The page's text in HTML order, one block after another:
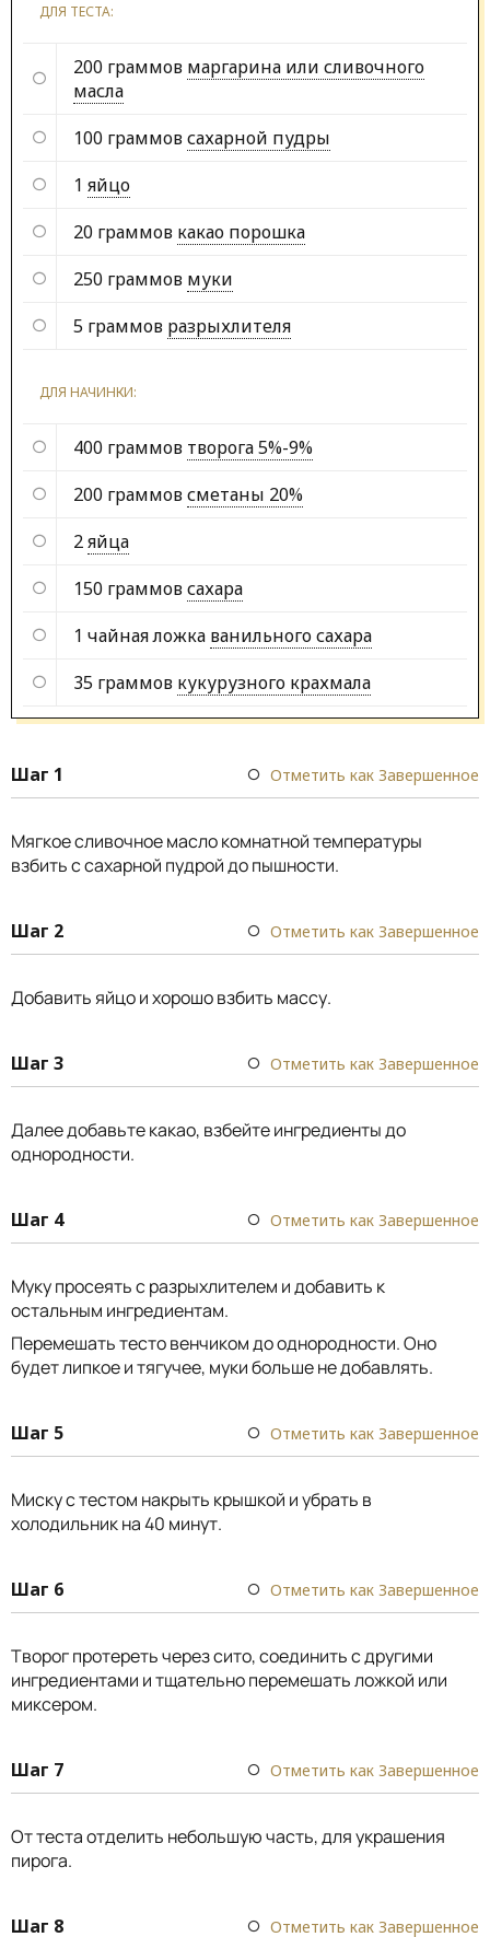
ДЛЯ ТЕСТА:
200 граммов маргарина или сливочного
масла
100 граммовсахарной пудры
1 яйцо
20 граммов какао порошка
250 граммов муки
5 граммов разрыхлителя
ДЛЯ НАЧИНКИ:
400 граммов творога 5%-9%
200 граммовсметаны 20%
2яйца
150 граммовсахара
1 чайная ложка ванильного сахара
35 граммов кукурузного крахмала
Шаг 1 Отметить как Завершенное
Мягкое сливочное масло комнатной температуры
взбить с сахарной пудрой до пышности.
Шаг 2 Отметить как Завершенное
Добавить яйцо и хорошо взбить массу.
Шаг 3 Отметить как Завершенное
Далее добавьте какао, взбейте ингредиенты до
однородности.
Шаг 4 Отметить как Завершенное
Муку просеять с разрыхлителем и добавить к
остальным ингредиентам.
Перемешать тесто венчиком до однородности. Оно
будет липкое и тягучее, муки больше не добавлять.
Шаг 5 Отметить как Завершенное
Миску с тестом накрыть крышкой и убрать в
холодильник на 40 минут.
Шаг 6 Отметить как Завершенное
Творог протереть через сито, соединить с другими
ингредиентами и тщательно перемешать ложкой или
миксером.
Шаг 7 Отметить как Завершенное
От теста отделить небольшую часть, для украшения
пирога.
Шаг 8 Отметить как Завершенное